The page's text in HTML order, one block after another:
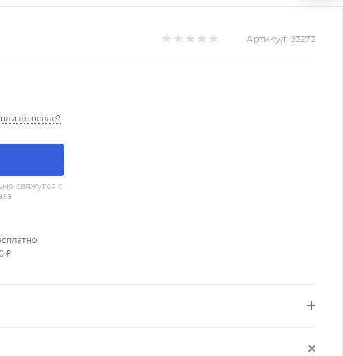
Артикул: 63273
дешевле?
свяжутся с
₽